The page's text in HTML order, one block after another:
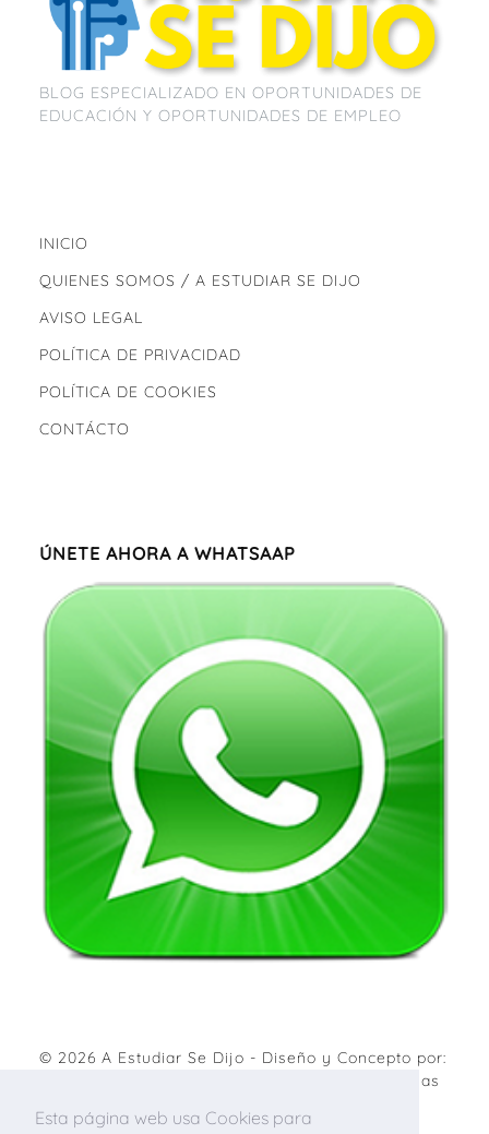
BLOG ESPECIALIZADO EN OPORTUNIDADES DE
EDUCACIÓN Y OPORTUNIDADES DE EMPLEO
INICIO
QUIENES SOMOS / A ESTUDIAR SE DIJO
AVISO LEGAL
POLÍTICA DE PRIVACIDAD
POLÍTICA DE COOKIES
CONTÁCTO
ÚNETE AHORA A WHATSAAP
© 2026 A Estudiar Se Dijo - Diseño y Concepto por:
Diseño de páginas
Esta página web usa Cookies para